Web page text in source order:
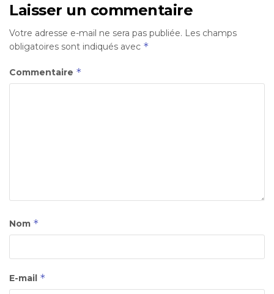
Laisser un commentaire
Votre adresse e-mail ne sera pas publiée. Les champs
obligatoires sont indiqués avec *
Commentaire *
Nom *
E-mail *